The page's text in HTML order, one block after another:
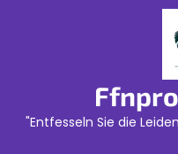
"Entfesseln Sie die